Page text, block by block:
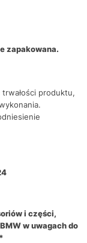
zapakowana.
produktu,
i części,
w uwagach do